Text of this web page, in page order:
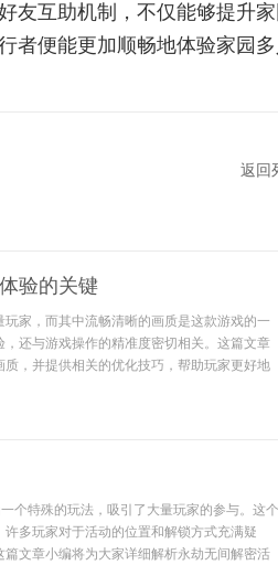
友互助机制，不仅能够提升家
者便能更加顺畅地体验家园多
返回
验的关键
家，而其中流畅清晰的画质是这款游戏的一
还与游戏操作的精准度密切相关。这篇文章
，并提供相关的优化技巧，帮助玩家更好地
个特殊的玩法，吸引了大量玩家的参与。这个
多玩家对于活动的位置和解锁方式充满疑
文章小编将为大家详细解析永劫无间解密活